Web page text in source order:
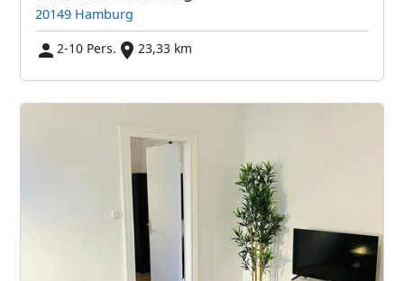
20149 Hamburg
2-10 Pers.
23,33 km